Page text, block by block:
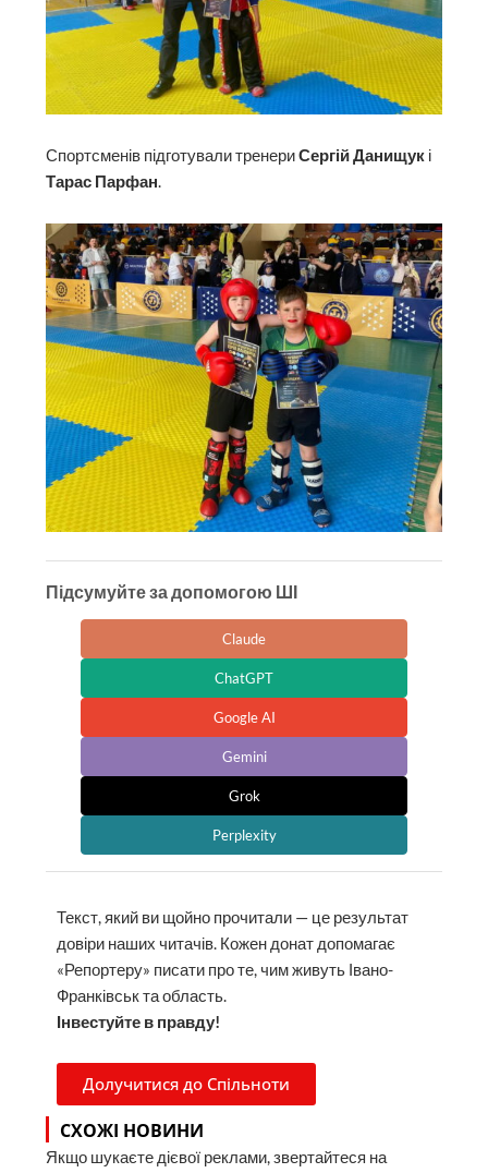
Спортсменів підготували тренериСергій Данищук і
Тарас Парфан.
Підсумуйте за допомогою ШІ
Claude
ChatGPT
Google AI
Gemini
Grok
Perplexity
Текст, який ви щойно прочитали — це результат
довіри наших читачів. Кожен донат допомагає
«Репортеру» писати про те, чим живуть Івано-
Франківськ та область.
Інвестуйте в правду!
Долучитися до Спільноти
СХОЖІ НОВИНИ
Якщо шукаєте дієвої реклами, звертайтеся на